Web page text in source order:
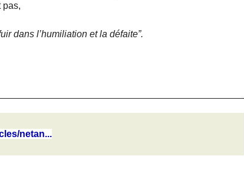
pas,
dans l’humiliation et la défaite”.
netan...